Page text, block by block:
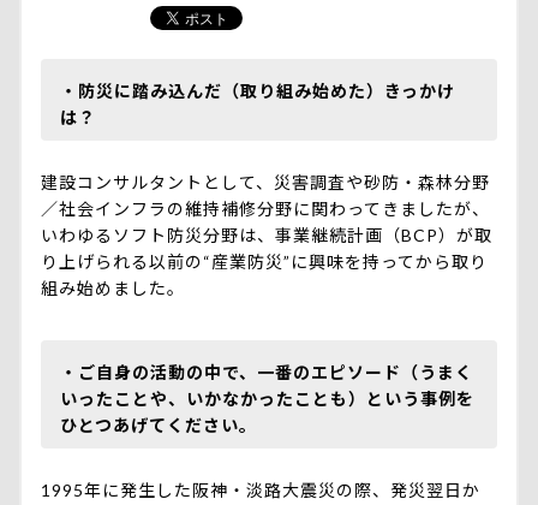
・防災に踏み込んだ（取り組み始めた）きっかけ
は？
建設コンサルタントとして、災害調査や砂防・森林分野
／社会インフラの維持補修分野に関わってきましたが、
いわゆるソフト防災分野は、事業継続計画（BCP）が取
り上げられる以前の“産業防災”に興味を持ってから取り
組み始めました。
・ご自身の活動の中で、一番のエピソード（うまく
いったことや、いかなかったことも）という事例を
ひとつあげてください。
1995年に発生した阪神・淡路大震災の際、発災翌日か